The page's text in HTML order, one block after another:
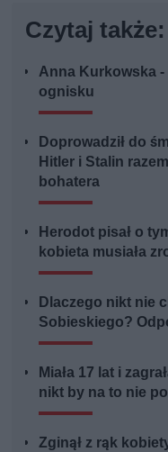
Czytaj także:
Anna Kurkowska -
ognisku
Doprowadził do
Hitler i Stalin
bohatera
Herodot pisał o
kobieta musiała
Dlaczego nikt nie
Sobieskiego?
Miała 17 lat i
nikt by na to nie
Zginął z rąk